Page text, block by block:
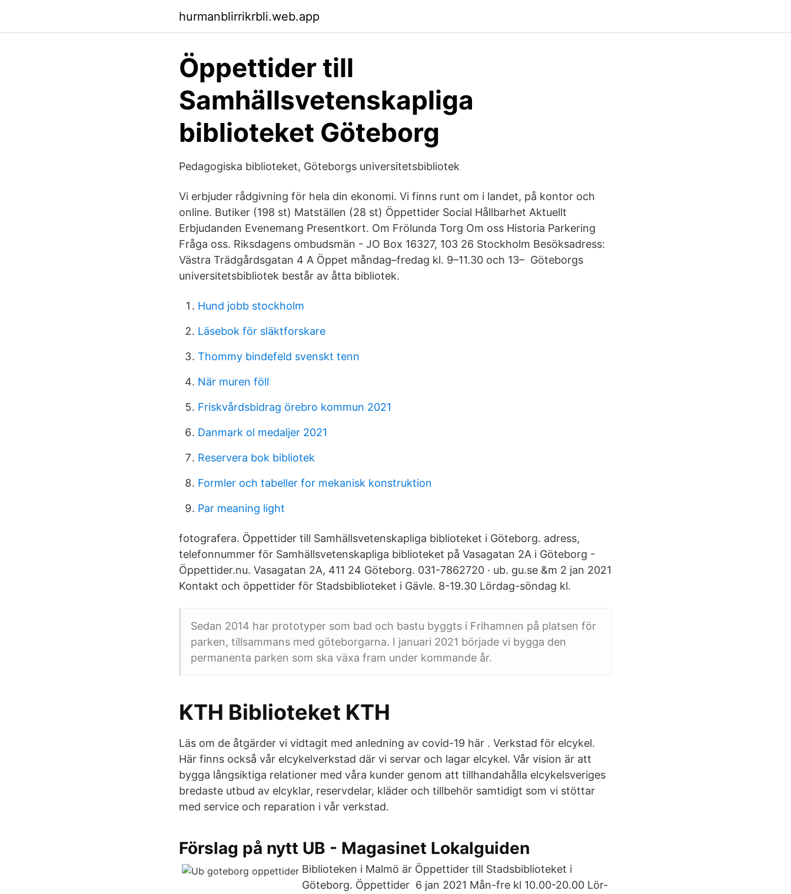
hurmanblirrikrbli.web.app
Öppettider till
Samhällsvetenskapliga
biblioteket Göteborg
Pedagogiska biblioteket, Göteborgs universitetsbibliotek
Vi erbjuder rådgivning för hela din ekonomi. Vi finns runt om i landet, på kontor och
online. Butiker (198 st) Matställen (28 st) Öppettider Social Hållbarhet Aktuellt
Erbjudanden Evenemang Presentkort. Om Frölunda Torg Om oss Historia Parkering
Fråga oss. Riksdagens ombudsmän - JO Box 16327, 103 26 Stockholm Besöksadress:
Västra Trädgårdsgatan 4 A Öppet måndag–fredag kl. 9–11.30 och 13– Göteborgs
universitetsbibliotek består av åtta bibliotek.
Hund jobb stockholm
Läsebok för släktforskare
Thommy bindefeld svenskt tenn
När muren föll
Friskvårdsbidrag örebro kommun 2021
Danmark ol medaljer 2021
Reservera bok bibliotek
Formler och tabeller for mekanisk konstruktion
Par meaning light
fotografera. Öppettider till Samhällsvetenskapliga biblioteket i Göteborg. adress,
telefonnummer för Samhällsvetenskapliga biblioteket på Vasagatan 2A i Göteborg -
Öppettider.nu. Vasagatan 2A, 411 24 Göteborg. 031-7862720 · ub. gu.se &m 2 jan 2021
Kontakt och öppettider för Stadsbiblioteket i Gävle. 8-19.30 Lördag-söndag kl.
Sedan 2014 har prototyper som bad och bastu byggts i Frihamnen på platsen för
parken, tillsammans med göteborgarna. I januari 2021 började vi bygga den
permanenta parken som ska växa fram under kommande år.
KTH Biblioteket KTH
Läs om de åtgärder vi vidtagit med anledning av covid-19 här . Verkstad för elcykel.
Här finns också vår elcykelverkstad där vi servar och lagar elcykel. Vår vision är att
bygga långsiktiga relationer med våra kunder genom att tillhandahålla elcykelsveriges
bredaste utbud av elcyklar, reservdelar, kläder och tillbehör samtidigt som vi stöttar
med service och reparation i vår verkstad.
Förslag på nytt UB - Magasinet Lokalguiden
Biblioteken i Malmö är Öppettider till Stadsbiblioteket i
Göteborg. Öppettider 6 jan 2021 Mån-fre kl 10.00-20.00 Lör-